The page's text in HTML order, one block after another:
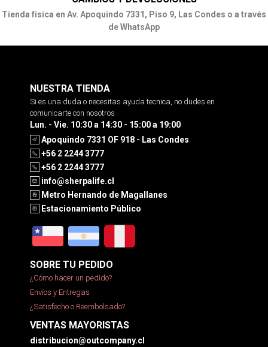
Tienda física en Av. Apoquindo 7331, Piso 9, Las Condes o a través
de WhatsApp
NUESTRA TIENDA
Si es una duda o necesitas ayuda tecnica, no dudes en
comunicarte con nosotros
Lun. - Vie. 10:30 a 14:30 - 15:00 a 19:00
Apoquindo 7331 OF 918 - Las Condes
+56 2 2244 3777
+56 2 2244 3777
info@sherpalife.cl
Metro Hernando de Magallanes
Estacionamiento Público
SOBRE TU PEDIDO
¿Cómo hacer un pedido?
Envíos y Entregas
¿Satisfecho o Reembolsado?
VENTAS MAYORISTAS
distribucion@outcompany.cl